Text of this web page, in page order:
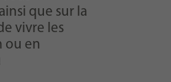
que sur la
vivre les
ou en